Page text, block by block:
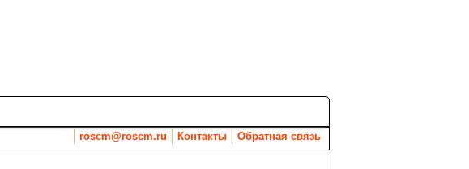
roscm@roscm.ru Контакты Обратная связь